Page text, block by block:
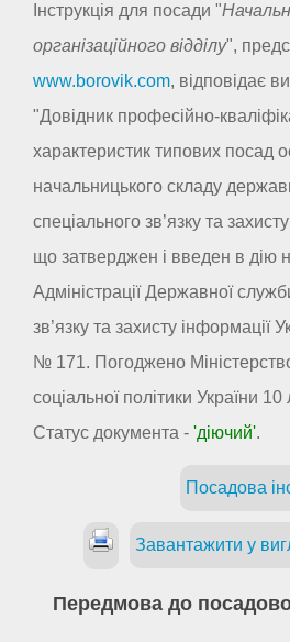
Інструкція для посади "
організаційного відділу",
www.borovik.com, відповідає
"Довідник професійно-
характеристик типових посад
начальницького складу
спеціального зв’язку та
що затверджен і введен в дію
Адміністрації Державної
зв’язку та захисту інформації
№ 171. Погоджено
соціальної політики України
Статус документа - 'діючий'.
Посадова
Завантажити у
Передмова до посадової